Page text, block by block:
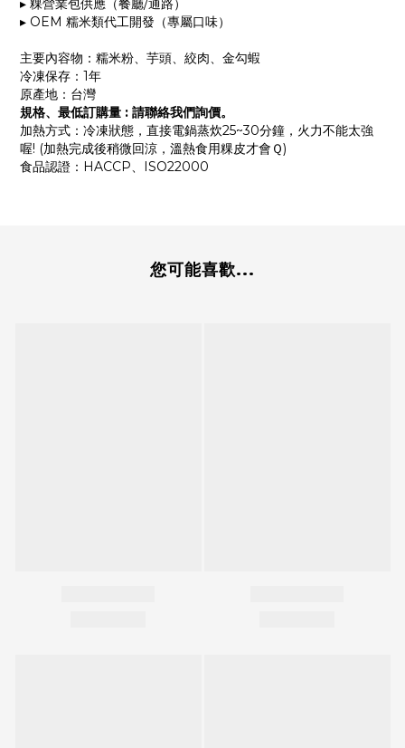
▸ 粿營業包供應（餐廳/通路）
▸ OEM 糯米類代工開發（專屬口味）
主要內容物：糯米粉、芋頭、絞肉、金勾蝦
冷凍保存：1年
原產地：台灣
規格、最低訂購量 : 請聯絡我們詢價。
加熱方式：冷凍狀態，直接電鍋蒸炊25~30分鐘，火力不能太強
喔! (加熱完成後稍微回涼，溫熱食用粿皮才會Ｑ)
食品認證：HACCP、ISO22000
您可能喜歡...